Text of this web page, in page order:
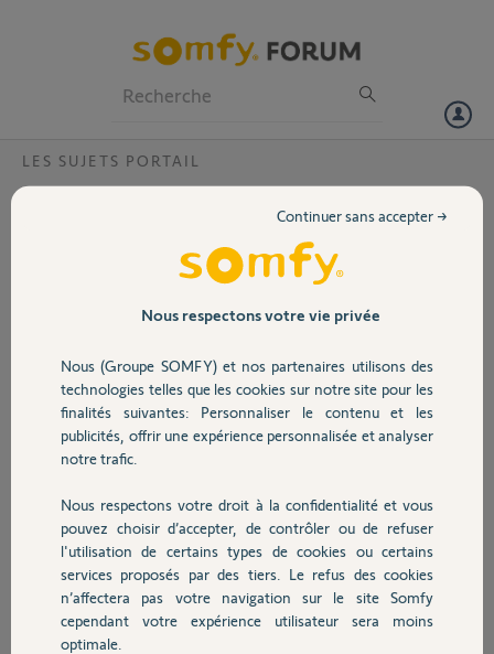
Volet
Sécurité
Domotique
Chauffage
Autres produits
LES SUJETS PORTAIL
portail traverse basse , cremailliere basse ?
J'ai un portail de Jardimat model Frejus avec une traverse assez basse
de 7 cm de hauteur a une hauteur de 3 cm du sol , donc le haut de la
travers est a 10cm du sol.. (longueur 390cm) Je pense acheter un
Freevia 400 . Faut il une créamilliere basse ? si oui dois je attendre la
Merci pour votre réponse .
Alain C.
il y a environ 2 mois
Participer au fil de discussion
Réponses
Nous respectons votre vie privée
Nous (Groupe SOMFY) et nos partenaires utilisons des
technologies telles que les cookies sur notre site pour les
finalités suivantes: Personnaliser le contenu et les
publicités, offrir une expérience personnalisée et analyser
notre trafic.
Nous respectons votre droit à la confidentialité et vous
pouvez choisir d’accepter, de contrôler ou de refuser
l'utilisation de certains types de cookies ou certains
services proposés par des tiers. Le refus des cookies
n’affectera pas votre navigation sur le site Somfy
cependant votre expérience utilisateur sera moins
optimale.
Continuer sans accepter →